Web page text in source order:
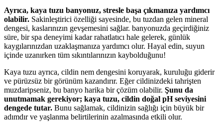
Ayrıca, kaya tuzu banyonuz, stresle başa çıkmanıza yardımcı
olabilir. Sakinleştirici özelliği sayesinde, bu tuzdan gelen mineral
dengesi, kaslarınızın gevşemesini sağlar. banyonuzda geçirdiğiniz
süre, bir spa deneyimi kadar rahatlatıcı hale gelerek, günlük
kaygılarınızdan uzaklaşmanıza yardımcı olur. Hayal edin, suyun
içinde uzanırken tüm sıkıntılarınızın kaybolduğunu!
Kaya tuzu ayrıca, cildin nem dengesini koruyarak, kuruluğu giderir
ve pürüzsüz bir görünüm kazandırır. Eğer cildinizdeki tahrişten
muzdaripseniz, bu banyo harika bir çözüm olabilir. Şunu da
unutmamak gerekiyor; kaya tuzu, cildin doğal pH seviyesini
dengede tutar. Bunu sağlamak, cildinizin sağlığı için büyük bir
adımdır ve yaşlanma belirtilerinin azalmasında etkili olur.